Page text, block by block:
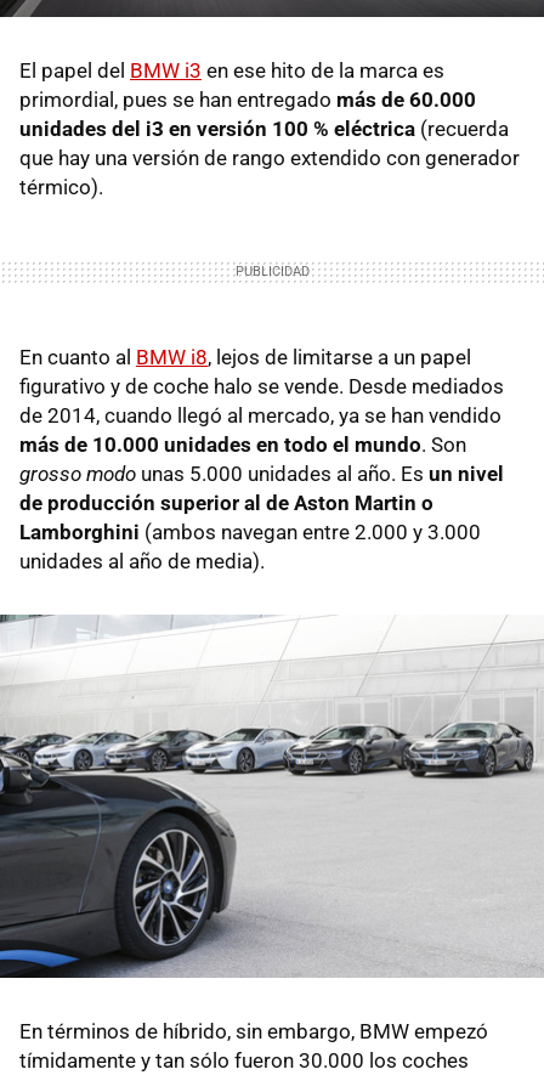
El papel del BMW i3 en ese hito de la marca es
primordial, pues se han entregado más de 60.000
unidades del i3 en versión 100 % eléctrica (recuerda
que hay una versión de rango extendido con generador
térmico).
En cuanto al BMW i8, lejos de limitarse a un papel
figurativo y de coche halo se vende. Desde mediados
de 2014, cuando llegó al mercado, ya se han vendido
más de 10.000 unidades en todo el mundo. Son
grosso modo unas 5.000 unidades al año. Es un nivel
de producción superior al de Aston Martin o
Lamborghini (ambos navegan entre 2.000 y 3.000
unidades al año de media).
En términos de híbrido, sin embargo, BMW empezó
tímidamente y tan sólo fueron 30.000 los coches